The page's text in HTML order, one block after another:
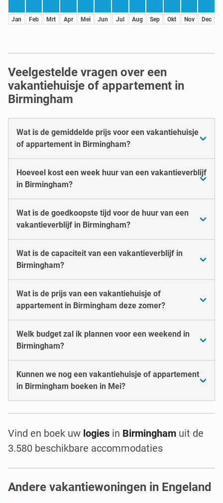
Jan Feb Mrt Apr Mei Jun Jul Aug Sep Okt Nov Dec
Veelgestelde vragen over een
vakantiehuisje of appartement in
Birmingham
Wat is de gemiddelde prijs voor een vakantiehuisje
of appartement in Birmingham?
Hoeveel kost een week huur van een vakantieverblijf
in Birmingham?
Wat is de goedkoopste tijd voor de huur van een
vakantieverblijf in Birmingham?
Wat is de capaciteit van een vakantieverblijf in
Birmingham?
Wat is de prijs van een vakantiehuisje of
appartement in Birmingham deze zomer?
Welk budget zal ik plannen voor een weekend in
Birmingham?
Kunnen we nog een vakantiehuisje of appartement
in Birmingham boeken in Mei?
Vind en boek uw logies in Birmingham uit de
3.580 beschikbare accommodaties
Andere vakantiewoningen in Engeland